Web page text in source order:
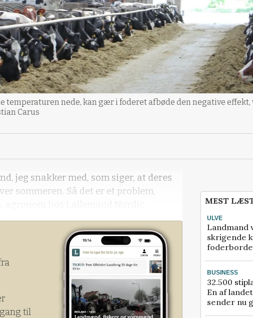
temperaturen nede, kan gær i foderet afbøde den negative effekt,
Carus
jeg snakker med, som siger, at deres
sommeren. Så det er et problem,
til
MEST
ULVE
Landmand
skrigende
BUSINESS
32.500
En af
sender nu